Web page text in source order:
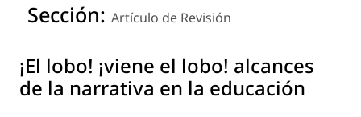
Sección: Artículo de Revisión
¡El lobo! ¡viene el lobo! alcances
de la narrativa en la educación